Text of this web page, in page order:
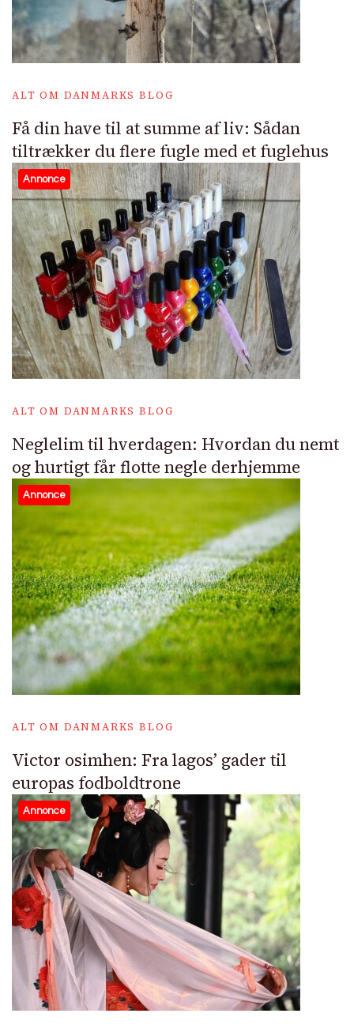
ALT OM DANMARKS BLOG
Få din have til at summe af liv: Sådan
tiltrækker du flere fugle med et fuglehus
Annonce
ALT OM DANMARKS BLOG
Neglelim til hverdagen: Hvordan du nemt
og hurtigt får flotte negle derhjemme
Annonce
ALT OM DANMARKS BLOG
Victor osimhen: Fra lagos’ gader til
europas fodboldtrone
Annonce